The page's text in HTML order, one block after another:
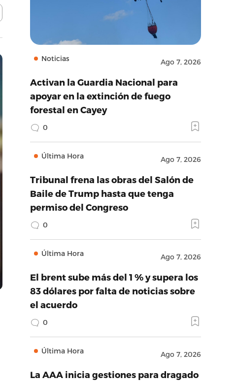
Noticias Ago 7, 2026
Activan la Guardia Nacional para
apoyar en la extinción de fuego
forestal en Cayey
0
Última Hora Ago 7, 2026
Tribunal frena las obras del Salón de
Baile de Trump hasta que tenga
permiso del Congreso
0
Última Hora Ago 7, 2026
El brent sube más del 1 % y supera los
83 dólares por falta de noticias sobre
el acuerdo
0
Última Hora Ago 7, 2026
La AAA inicia gestiones para dragado